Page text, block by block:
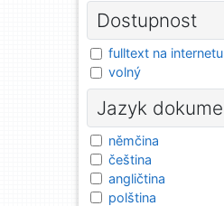
Dostupnost
fulltext na internetu
volný
Jazyk
němčina
čeština
angličtina
polština